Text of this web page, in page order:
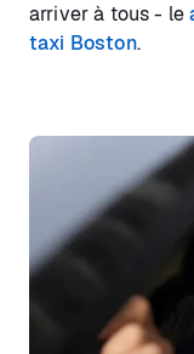
arriver à tous - le
taxi Boston.